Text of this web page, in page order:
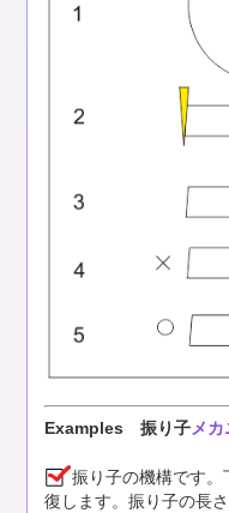
Examples 振り子メカ
振り子の機構です
復します。振り子の長